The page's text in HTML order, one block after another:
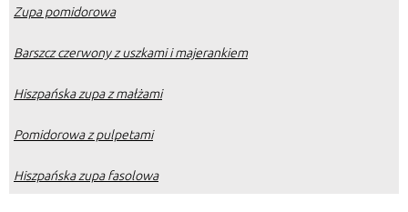
Zupa pomidorowa
Barszcz czerwony z uszkami i majerankiem
Hiszpańska zupa z małżami
Pomidorowa z pulpetami
Hiszpańska zupa fasolowa